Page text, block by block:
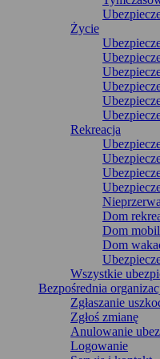
Życie
Rekreacja
Dom
Dom
Dom
Wszystkie
Bezpośrednia
Zgłaszanie
Zgłoś zmianę
Anulowanie
Logowanie